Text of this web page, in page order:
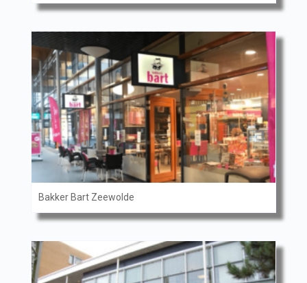
Bakker Bart Zeewolde